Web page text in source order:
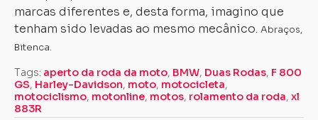
marcas diferentes e, desta forma, imagino que
tenham sido levadas ao mesmo mecânico. Abraços,
Bitenca.
Tags: aperto da roda da moto, BMW, Duas Rodas, F 800
GS, Harley-Davidson, moto, motocicleta,
motociclismo, motonline, motos, rolamento da roda, xl
883R